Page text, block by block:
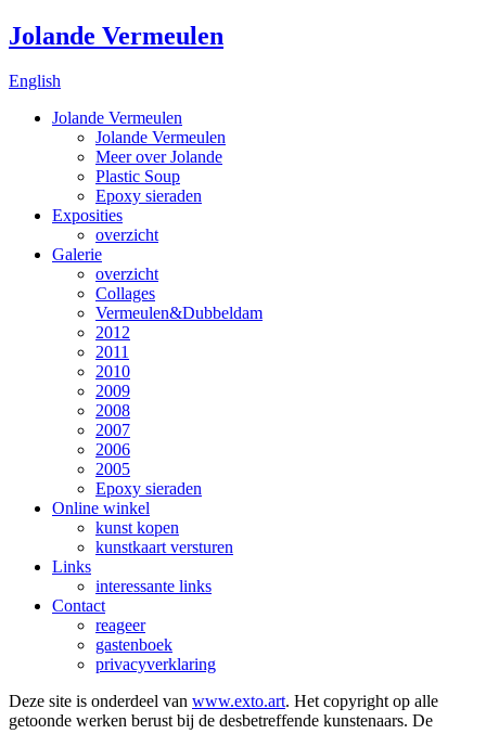
Jolande Vermeulen
English
Jolande Vermeulen
Jolande Vermeulen
Meer over Jolande
Plastic Soup
Epoxy sieraden
Exposities
overzicht
Galerie
overzicht
Collages
Vermeulen&Dubbeldam
2012
2011
2010
2009
2008
2007
2006
2005
Epoxy sieraden
Online winkel
kunst kopen
kunstkaart versturen
Links
interessante links
Contact
reageer
gastenboek
privacyverklaring
Deze site is onderdeel van www.exto.art. Het copyright op alle
getoonde werken berust bij de desbetreffende kunstenaars. De